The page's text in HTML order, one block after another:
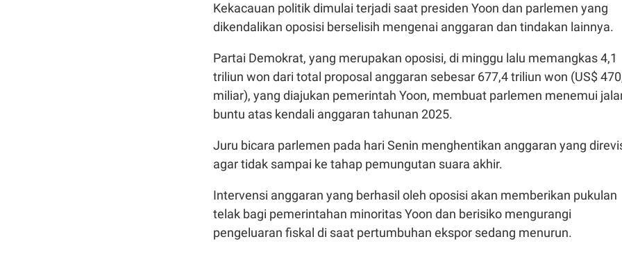
Kekacauan politik dimulai terjadi saat presiden Yoon dan parlemen yang
dikendalikan oposisi berselisih mengenai anggaran dan tindakan lainnya.
Partai Demokrat, yang merupakan oposisi, di minggu lalu memangkas 4,1
triliun won dari total proposal anggaran sebesar 677,4 triliun won (US$
miliar), yang diajukan pemerintah Yoon, membuat parlemen menemui
buntu atas kendali anggaran tahunan 2025.
Juru bicara parlemen pada hari Senin menghentikan anggaran yang
agar tidak sampai ke tahap pemungutan suara akhir.
Intervensi anggaran yang berhasil oleh oposisi akan memberikan pukulan
telak bagi pemerintahan minoritas Yoon dan berisiko mengurangi
pengeluaran fiskal di saat pertumbuhan ekspor sedang menurun.